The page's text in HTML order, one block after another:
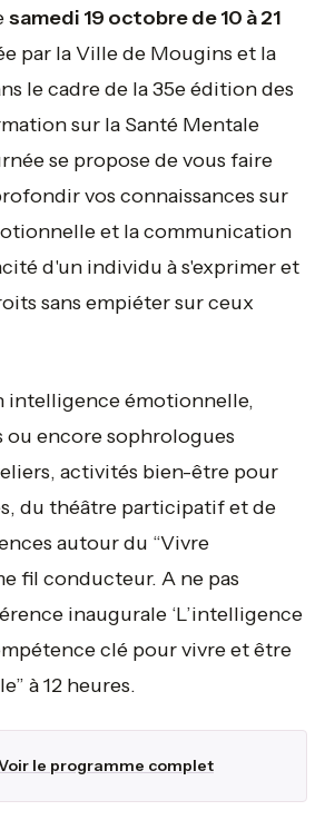
samedi 19 octobre de 10 à 21
par la Ville de Mougins et la
le cadre de la 35e édition des
sur la Santé Mentale
se propose de vous faire
vos connaissances sur
et la communication
d'un individu à s'exprimer et
sans empiéter sur ceux
intelligence émotionnelle,
ou encore sophrologues
activités bien-être pour
du théâtre participatif et de
autour du “Vivre
fil conducteur. A ne pas
inaugurale ‘L’intelligence
clé pour vivre et être
à 12 heures.
le programme complet